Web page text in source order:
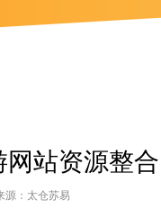
站资源整合
源：太仓苏易